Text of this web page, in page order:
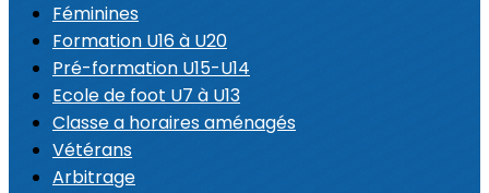
Féminines
Formation U16 à U20
Pré-formation U15-U14
Ecole de foot U7 à U13
Classe a horaires aménagés
Vétérans
Arbitrage